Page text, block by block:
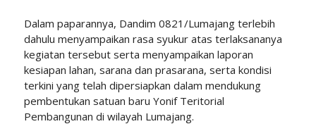
Dalam paparannya, Dandim 0821/Lumajang terlebih
dahulu menyampaikan rasa syukur atas terlaksananya
kegiatan tersebut serta menyampaikan laporan
kesiapan lahan, sarana dan prasarana, serta kondisi
terkini yang telah dipersiapkan dalam mendukung
pembentukan satuan baru Yonif Teritorial
Pembangunan di wilayah Lumajang.